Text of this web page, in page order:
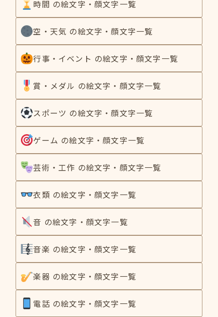
時間 の絵文字・顔文字一覧
空・天気 の絵文字・顔文字一覧
行事・イベント の絵文字・顔文字一覧
賞・メダル の絵文字・顔文字一覧
スポーツ の絵文字・顔文字一覧
ゲーム の絵文字・顔文字一覧
芸術・工作 の絵文字・顔文字一覧
衣類 の絵文字・顔文字一覧
音 の絵文字・顔文字一覧
音楽 の絵文字・顔文字一覧
楽器 の絵文字・顔文字一覧
電話 の絵文字・顔文字一覧